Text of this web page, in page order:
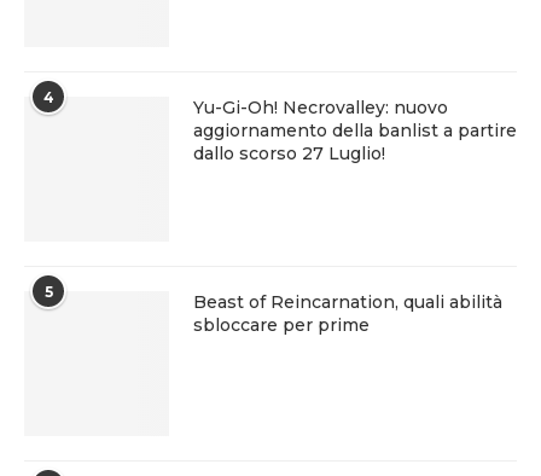
4
Yu-Gi-Oh! Necrovalley: nuovo
aggiornamento della banlist a partire
dallo scorso 27 Luglio!
5
Beast of Reincarnation, quali abilità
sbloccare per prime